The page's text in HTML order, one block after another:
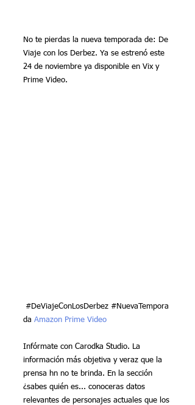
No te pierdas la nueva temporada de: De
Viaje con los Derbez. Ya se estrenó este
24 de noviembre ya disponible en Vix y
Prime Video.
#DeViajeConLosDerbez #NuevaTempora
da Amazon Prime Video
Infórmate con Carodka Studio. La
información más objetiva y veraz que la
prensa hn no te brinda. En la sección
¿sabes quién es... conoceras datos
relevantes de personajes actuales que los